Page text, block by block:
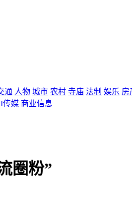
通 人物 城市 农村 寺庙 法制 娱乐 房
传媒 商业信息
圈粉”